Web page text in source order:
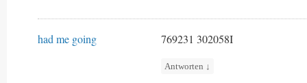
had me going 769231 302058I
Antworten ↓